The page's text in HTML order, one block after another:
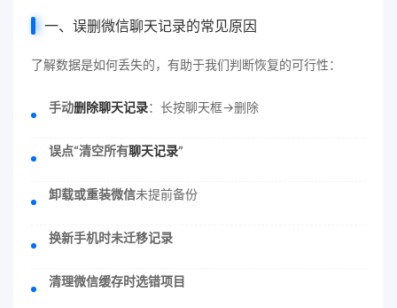
一、误删微信聊天记录的常见原因
了解数据是如何丢失的，有助于我们判断恢复的可行性：
手动删除聊天记录：长按聊天框→删除
误点“清空所有聊天记录”
卸载或重装微信未提前备份
换新手机时未迁移记录
清理微信缓存时选错项目